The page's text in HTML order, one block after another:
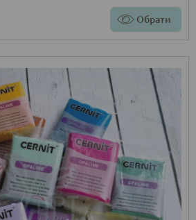
Обрати